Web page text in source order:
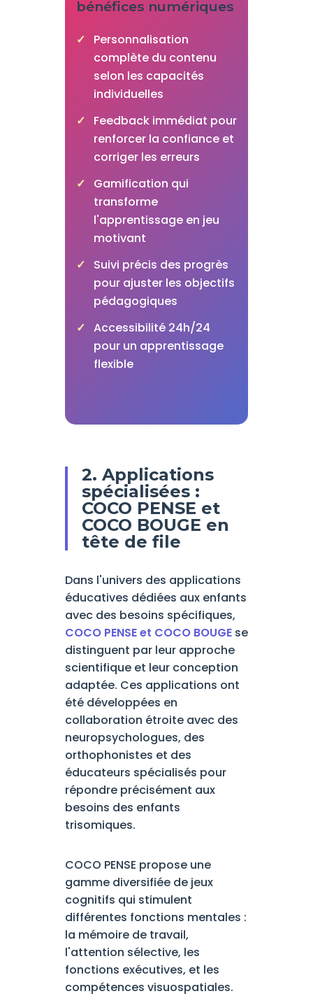
bénéfices numériques
Personnalisation
complète du contenu
selon les capacités
individuelles
Feedback immédiat pour
renforcer la confiance et
corriger les erreurs
Gamification qui
transforme
l'apprentissage en jeu
motivant
Suivi précis des progrès
pour ajuster les objectifs
pédagogiques
Accessibilité 24h/24
pour un apprentissage
flexible
2. Applications
spécialisées :
COCO PENSE et
COCO BOUGE en
tête de file
Dans l'univers des applications
éducatives dédiées aux enfants
avec des besoins spécifiques,
COCO PENSE et COCO BOUGEse
distinguent par leur approche
scientifique et leur conception
adaptée. Ces applications ont
été développées en
collaboration étroite avec des
neuropsychologues, des
orthophonistes et des
éducateurs spécialisés pour
répondre précisément aux
besoins des enfants
trisomiques.
COCO PENSE propose une
gamme diversifiée de jeux
cognitifs qui stimulent
différentes fonctions mentales :
la mémoire de travail,
l'attention sélective, les
fonctions exécutives, et les
compétences visuospatiales.